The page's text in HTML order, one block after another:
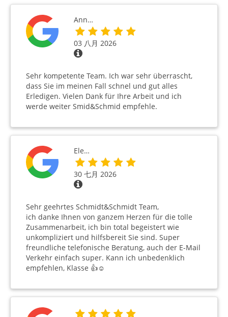
Ann…
03 八月 2026
Sehr kompetente Team. Ich war sehr überrascht,
dass Sie im meinen Fall schnel und gut alles
Erledigen. Vielen Dank für Ihre Arbeit und ich
werde weiter Smid&Schmid empfehle.
Ele…
30 七月 2026
Sehr geehrtes Schmidt&Schmidt Team,
ich danke Ihnen von ganzem Herzen für die tolle
Zusammenarbeit, ich bin total begeistert wie
unkompliziert und hilfsbereit Sie sind. Super
freundliche telefonische Beratung, auch der E-Mail
Verkehr einfach super. Kann ich unbedenklich
empfehlen, Klasse 👍☺️